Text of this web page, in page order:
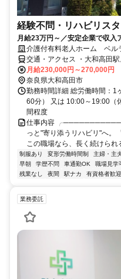
経験不問・リハビリス
月給23万円～／安定企業で収入
介護付有料老人ホーム ベル
交通・アクセス ・大和高田
土駅（葛城市）より車で7分
・香芝駅（香芝市）より車で
22分 ・箸尾駅（北葛城郡広
田原本町）より車で24分 ◎車通勤OK ※マイカー通勤の場合は無料駐
車場あり（要相談） 任意保
月給230,000円～270,000円
奈良県大和高田市
勤務時間詳細 総労働時間：1
60分） 又は 10:00～19:00
間程度
仕事内容
っと"寄り添うリハビリ"
この職場なら、長く続けられ
制服あり 変形労働時間制 主婦・主
早朝
学歴不問 車通勤OK 職場見学
残業なし
夜間 駅ナカ 有資格者歓迎
業務委託